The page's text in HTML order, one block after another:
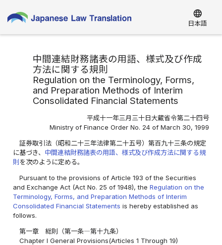
language
日本語
中間連結財務諸表の用語、様式及び作成
方法に関する規則
Regulation on the Terminology, Forms,
and Preparation Methods of Interim
Consolidated Financial Statements
平成十一年三月三十日大蔵省令第二十四号
Ministry of Finance Order No. 24 of March 30, 1999
証券取引法（昭和二十三年法律第二十五号）第百九十三条の規定
に基づき、 中間連結財務諸表の用語、様式及び作成方法に関する規
則を次のように定める。
Pursuant to the provisions of Article 193 of the Securities
and Exchange Act (Act No. 25 of 1948), theRegulation on the
Terminology, Forms, and Preparation Methods of Interim
Consolidated Financial Statements is hereby established as
follows.
第一章 総則（第一条―第十九条）
Chapter I General Provisions(Articles 1 Through 19)